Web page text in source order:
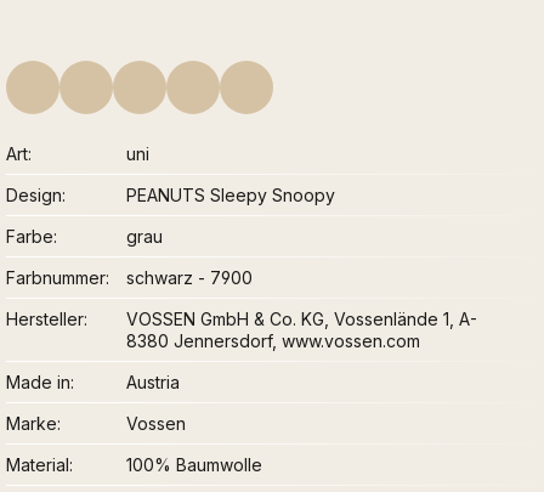
Art
uni
Design
PEANUTS Sleepy Snoopy
Farbe
grau
Farbnummer
schwarz - 7900
Hersteller
VOSSEN GmbH & Co. KG, Vossenlände 1, A-
8380 Jennersdorf, www.vossen.com
Made in
Austria
Marke
Vossen
Material
100% Baumwolle